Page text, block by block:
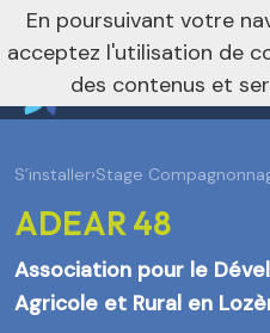
S’installer›Stage
ADEAR 48
Association pour le
Agricole et Rural en
En poursuivant votre
acceptez l'utilisation de
des contenus et